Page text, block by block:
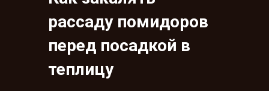
рассаду помидоров
перед посадкой в
теплицу